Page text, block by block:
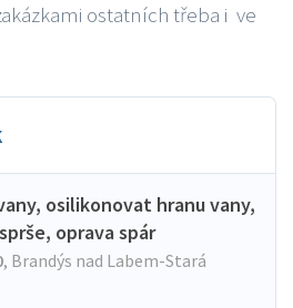
ostatních třeba i ve
osilikonovat hranu vany,
oprava spár
, Brandýs nad Labem-Stará